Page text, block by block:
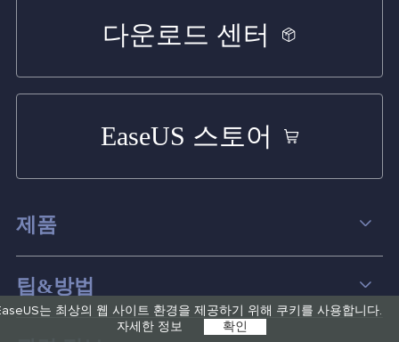
는 최상의 웹 사이트 환경을 제공하기 위해 쿠키를 사용합니다.
자세한 정보
확인
다운로드 센터
EaseUS 스토어
제품
데이터 복구
파티션 관리
팁&방법
컴퓨터 데이터 복구 팁